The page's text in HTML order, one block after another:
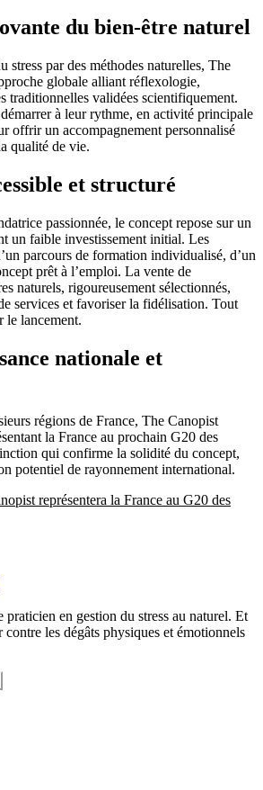
du bien-être naturel
stress par des méthodes naturelles, The
globale alliant réflexologie,
traditionnelles validées scientifiquement.
à leur rythme, en activité principale
offrir un accompagnement personnalisé
qualité de vie.
et structuré
passionnée, le concept repose sur un
un faible investissement initial. Les
parcours de formation individualisé, d’un
prêt à l’emploi. La vente de
naturels, rigoureusement sélectionnés,
services et favoriser la fidélisation. Tout
le lancement.
nationale et
régions de France, The Canopist
la France au prochain G20 des
qui confirme la solidité du concept,
potentiel de rayonnement international.
représentera la France au G20 des
en gestion du stress au naturel. Et
les dégâts physiques et émotionnels